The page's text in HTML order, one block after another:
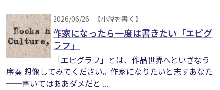
2026/06/26 【小説を書く】
作家になったら一度は書きたい「エピグ
ラフ」
「エピグラフ」とは、作品世界へといざなう
序奏 想像してみてください。作家になりたいと志すあなた
──書いてはああダメだと ...